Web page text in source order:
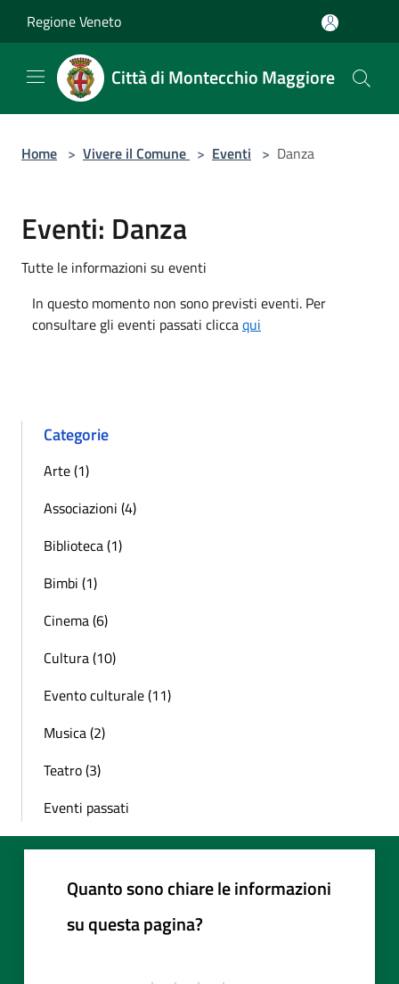
Regione Veneto
Città di Montecchio Maggiore
Home > Vivere il Comune > Eventi > Danza
Eventi: Danza
Tutte le informazioni su eventi
In questo momento non sono previsti eventi. Per
consultare gli eventi passati cliccaqui
Categorie
Arte (1)
Associazioni (4)
Biblioteca (1)
Bimbi (1)
Cinema (6)
Cultura (10)
Evento culturale (11)
Musica (2)
Teatro (3)
Eventi passati
Quanto sono chiare le informazioni
su questa pagina?